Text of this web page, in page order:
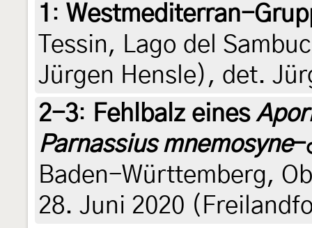
1 : Westmediterran-
Tessin, Lago del
Jürgen Hensle), det.
2-3: Fehlbalz eines
Parnassius mnemosyne-
Baden-Württemberg,
28. Juni 2020